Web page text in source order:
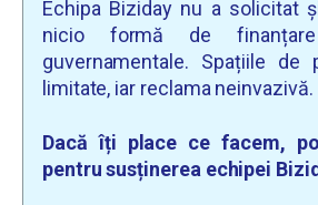
Echipa Biziday nu a solicitat
nicio formă de
guvernamentale. Spațiile de
limitate, iar reclama neinvazivă.
Dacă îți place ce facem,
pentru susținerea echipei